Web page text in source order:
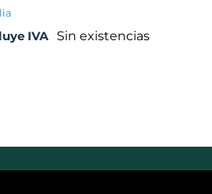
IVA Sin existencias